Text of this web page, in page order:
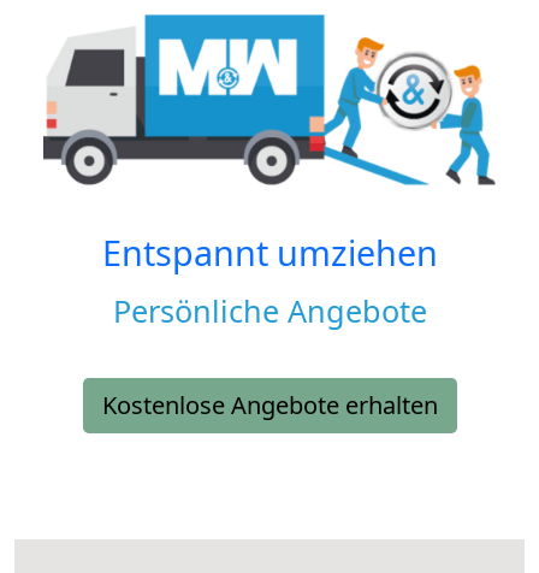
Entspannt umziehen
Persönliche Angebote
Kostenlose Angebote erhalten